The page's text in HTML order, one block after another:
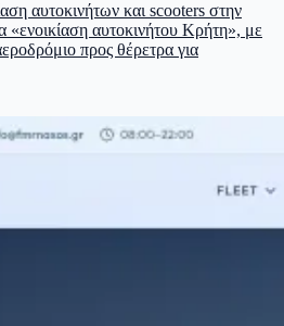
αυτοκινήτων και scooters στην
αυτοκινήτου Κρήτη», με
προς θέρετρα για